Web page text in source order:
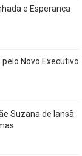
e Esperança
Novo Executivo
Suzana de Iansã